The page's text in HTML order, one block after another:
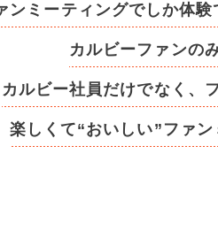
ンミーティングでしか体験
カルビーファンの
カルビー社員だけでなく、
楽しくて“おいしい”ファ